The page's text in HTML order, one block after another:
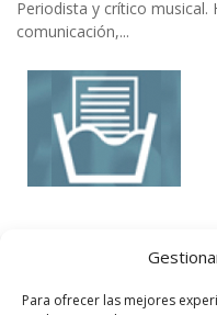
Para ofrecer las mejores
Periodista y crítico
comunicación,...